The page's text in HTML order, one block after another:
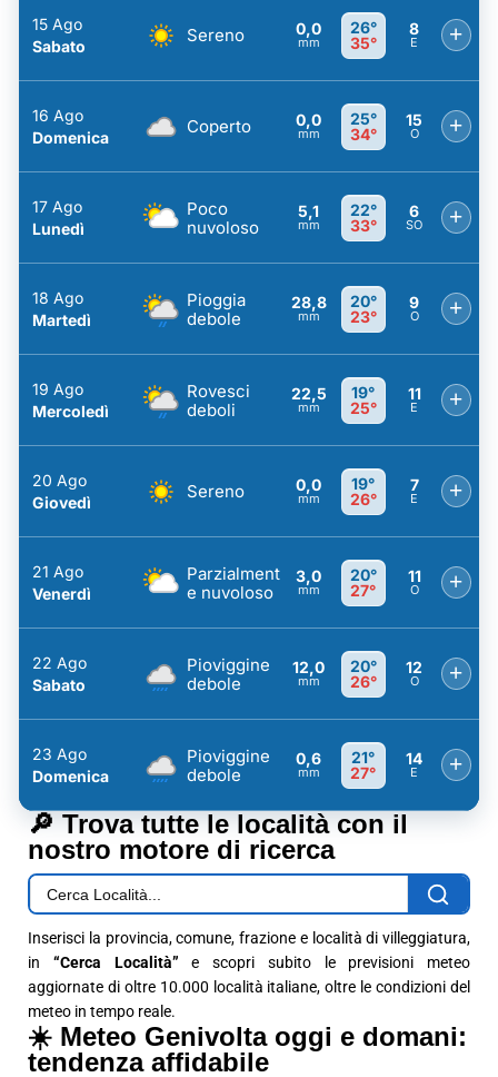
15 Ago
Sabato
Sereno 0,0
mm
26°
35°
8
E +
16 Ago
Domenica
Coperto 0,0
mm
25°
34°
15
O +
17 Ago
Lunedì
Poco
nuvoloso
5,1
mm
22°
33°
6
SO +
18 Ago
Martedì
Pioggia
debole
28,8
mm
20°
23°
9
O +
19 Ago
Mercoledì
Rovesci
deboli
22,5
mm
19°
25°
11
E +
20 Ago
Giovedì
Sereno 0,0
mm
19°
26°
7
E +
21 Ago
Venerdì
Parzialment
e nuvoloso
3,0
mm
20°
27°
11
O +
22 Ago
Sabato
Pioviggine
debole
12,0
mm
20°
26°
12
O +
23 Ago
Domenica
Pioviggine
debole
0,6
mm
21°
27°
14
E +
🔎 Trova tutte le località con il
nostro motore di ricerca
Inserisci la provincia, comune, frazione e località di villeggiatura,
in “Cerca Località” e scopri subito le previsioni meteo
aggiornate di oltre 10.000 località italiane, oltre le condizioni del
meteo in tempo reale.
☀️ Meteo Genivolta oggi e domani:
tendenza affidabile